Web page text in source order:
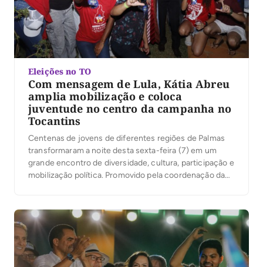
Eleições no TO
Com mensagem de Lula, Kátia Abreu
amplia mobilização e coloca
juventude no centro da campanha no
Tocantins
Centenas de jovens de diferentes regiões de Palmas
transformaram a noite desta sexta-feira (7) em um
grande encontro de diversidade, cultura, participação e
mobilização política. Promovido pela coordenação da
o evento reuniu jovens de Palmas em torno de […]